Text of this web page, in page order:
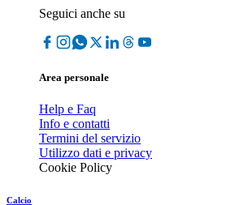
Seguici anche su
Area personale
Help e Faq
Info e contatti
Termini del servizio
Utilizzo dati e privacy
Cookie Policy
Calcio